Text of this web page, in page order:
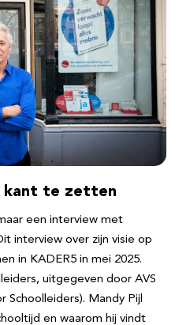
kant te zetten
een interview met
interview over zijn visie op
in KADER5 in mei 2025.
uitgegeven door AVS
Schoolleiders). Mandy Pijl
en waarom hij vindt